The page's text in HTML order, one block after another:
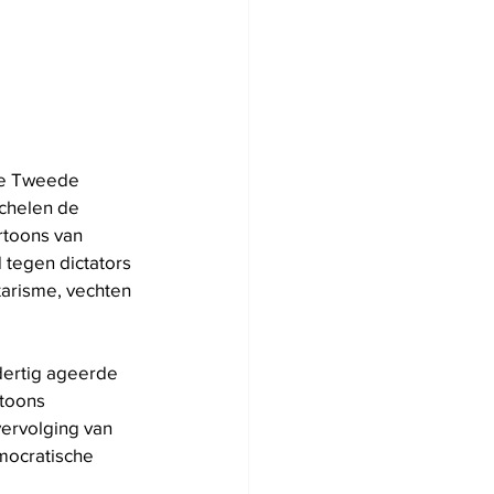
Tweede
de
van
tegen dictators
vechten
ageerde
van